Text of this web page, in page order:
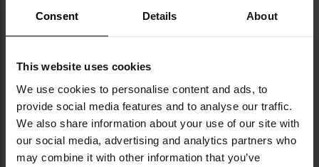
Consent Details About
This website uses cookies
We use cookies to personalise content and ads, to
provide social media features and to analyse our traffic.
We also share information about your use of our site with
our social media, advertising and analytics partners who
may combine it with other information that you’ve